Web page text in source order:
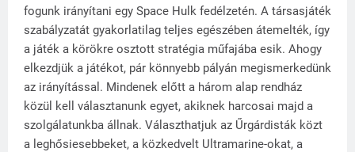
fogunk irányítani egy Space Hulk fedélzetén. A társasjáték
szabályzatát gyakorlatilag teljes egészében átemelték, így
a játék a körökre osztott stratégia műfajába esik. Ahogy
elkezdjük a játékot, pár könnyebb pályán megismerkedünk
az irányítással. Mindenek előtt a három alap rendház
közül kell választanunk egyet, akiknek harcosai majd a
szolgálatunkba állnak. Választhatjuk az Űrgárdisták közt
a leghősiesebbeket, a közkedvelt Ultramarine-okat, a